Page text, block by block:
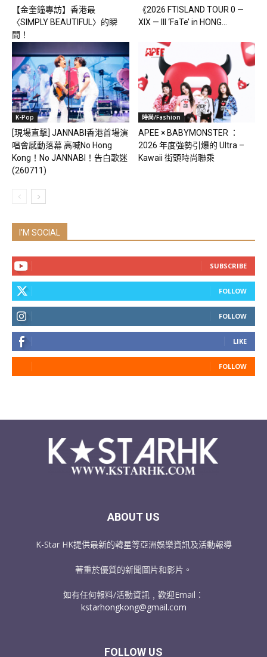
【金奎鐘專訪】香港最
〈SIMPLY BEAUTIFUL〉的瞬
間！
《2026 FTISLAND TOUR 0 —
XIX — III ‘FaTe’ in HONG...
K-Pop
[現場直擊] JANNABI香港首場演
唱會感動落幕 高喊No Hong
Kong！No JANNABI！告白歌迷
(260711)
時尚/Fashion
APEE × BABYMONSTER ：
2026 年度強勢引爆的 Ultra –
Kawaii 街頭時尚聯乘
I'M SOCIAL
SUBSCRIBE
FOLLOW
FOLLOW
LIKE
FOLLOW
ABOUT US
K-Star HK提供最新的韓星等亞洲娛樂資訊及活動報導
著重於優質的新聞圖片和影片。
如有任何報料/活動資訊﹐歡迎Email：
kstarhongkong@gmail.com
FOLLOW US